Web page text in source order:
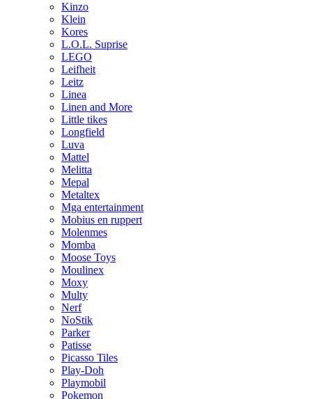
Kinzo
Klein
Kores
L.O.L. Suprise
LEGO
Leifheit
Leitz
Linea
Linen and More
Little tikes
Longfield
Luva
Mattel
Melitta
Mepal
Metaltex
Mga entertainment
Mobius en ruppert
Molenmes
Momba
Moose Toys
Moulinex
Moxy
Multy
Nerf
NoStik
Parker
Patisse
Picasso Tiles
Play-Doh
Playmobil
Pokemon